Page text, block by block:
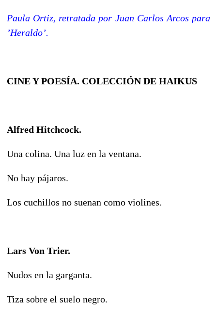
Paula Ortiz, retratada por Juan Carlos Arcos para
’Heraldo’.
CINE Y POESÍA. COLECCIÓN DE HAIKUS
Alfred Hitchcock.
Una colina. Una luz en la ventana.
No hay pájaros.
Los cuchillos no suenan como violines.
Lars Von Trier.
Nudos en la garganta.
Tiza sobre el suelo negro.